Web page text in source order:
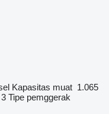
Kapasitas muat 1.065
3 Tipe pemggerak